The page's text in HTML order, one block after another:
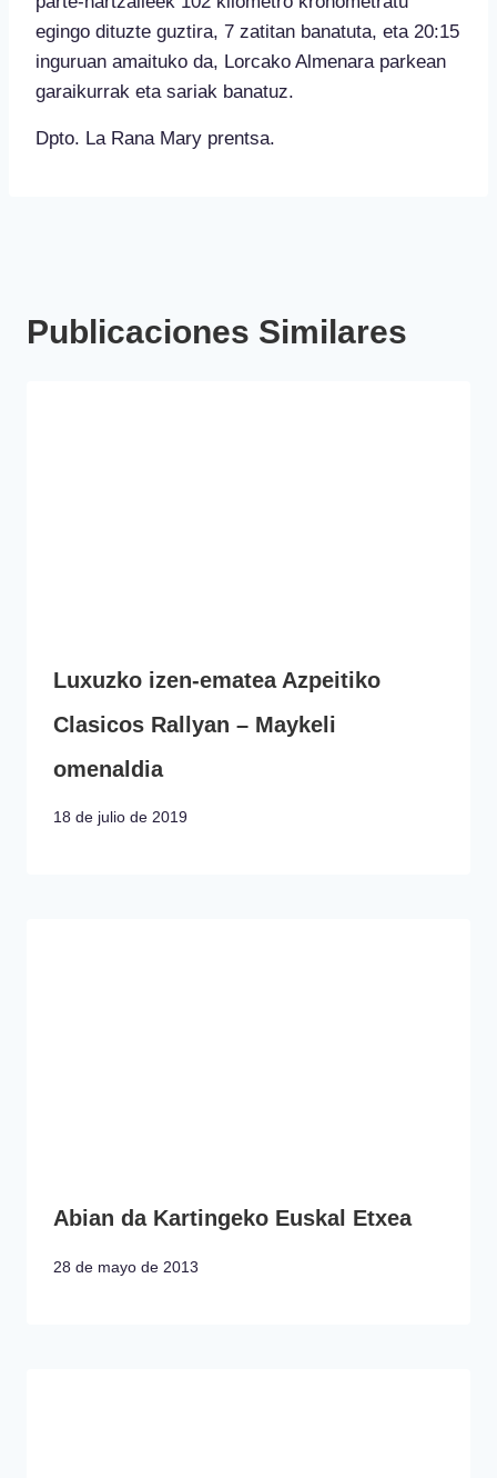
egingo dituzte guztira, 7 zatitan banatuta, eta 20:15
inguruan amaituko da, Lorcako Almenara parkean
garaikurrak eta sariak banatuz.
Dpto. La Rana Mary prentsa.
Publicaciones Similares
Luxuzko izen-ematea Azpeitiko
Clasicos Rallyan – Maykeli
omenaldia
18 de julio de 2019
Abian da Kartingeko Euskal Etxea
28 de mayo de 2013